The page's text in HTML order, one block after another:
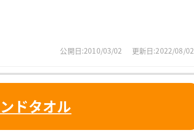
公開日:2010/03/02 更新日:2022/08/02
ドタオル